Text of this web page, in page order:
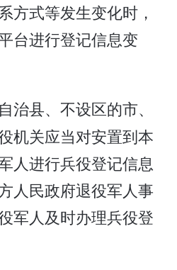
方式等发生变化时，
台进行登记信息变
治县、不设区的市、
机关应当对安置到本
人进行兵役登记信息
人民政府退役军人事
军人及时办理兵役登